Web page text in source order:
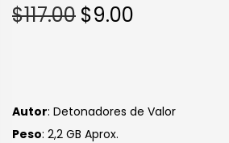
$117.00 $9.00
Autor: Detonadores de Valor
Peso: 2,2 GB Aprox.